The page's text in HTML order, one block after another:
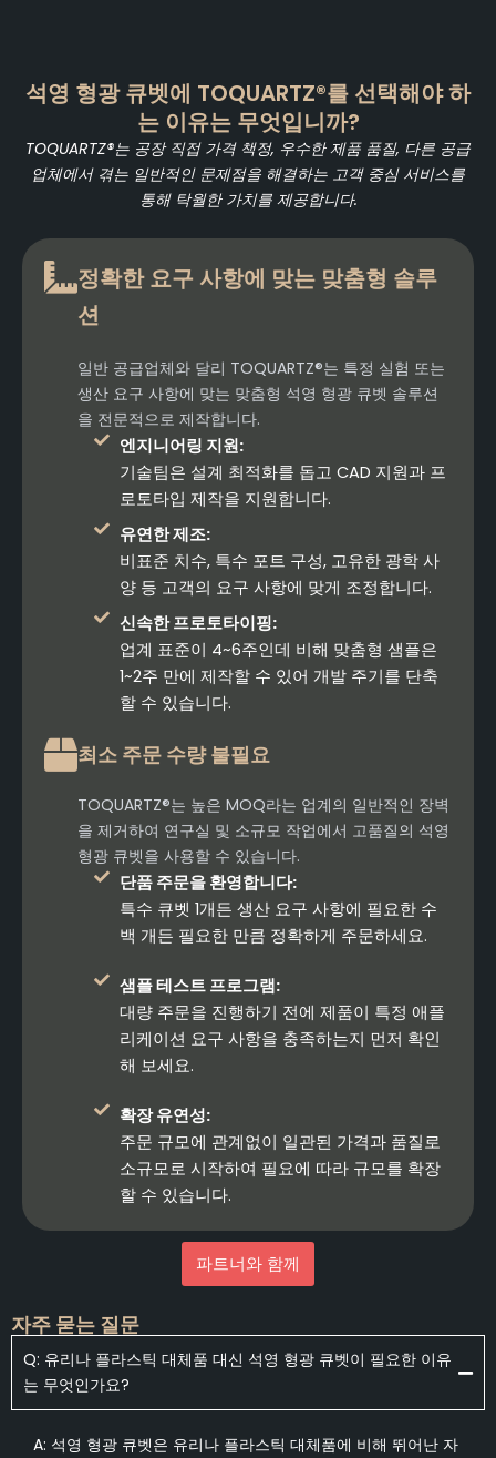
석영 형광 큐벳에 TOQUARTZ®를 선택해야 하
는 이유는 무엇입니까?
TOQUARTZ®는 공장 직접 가격 책정, 우수한 제품 품질, 다른 공급
업체에서 겪는 일반적인 문제점을 해결하는 고객 중심 서비스를
통해 탁월한 가치를 제공합니다.
정확한 요구 사항에 맞는 맞춤형 솔루
션
일반 공급업체와 달리 TOQUARTZ®는 특정 실험 또는
생산 요구 사항에 맞는 맞춤형 석영 형광 큐벳 솔루션
을 전문적으로 제작합니다.
엔지니어링 지원:
기술팀은 설계 최적화를 돕고 CAD 지원과 프
로토타입 제작을 지원합니다.
유연한 제조:
비표준 치수, 특수 포트 구성, 고유한 광학 사
양 등 고객의 요구 사항에 맞게 조정합니다.
신속한 프로토타이핑:
업계 표준이 4~6주인데 비해 맞춤형 샘플은
1~2주 만에 제작할 수 있어 개발 주기를 단축
할 수 있습니다.
최소 주문 수량 불필요
TOQUARTZ®는 높은 MOQ라는 업계의 일반적인 장벽
을 제거하여 연구실 및 소규모 작업에서 고품질의 석영
형광 큐벳을 사용할 수 있습니다.
단품 주문을 환영합니다:
특수 큐벳 1개든 생산 요구 사항에 필요한 수
백 개든 필요한 만큼 정확하게 주문하세요.
샘플 테스트 프로그램:
대량 주문을 진행하기 전에 제품이 특정 애플
리케이션 요구 사항을 충족하는지 먼저 확인
해 보세요.
확장 유연성:
주문 규모에 관계없이 일관된 가격과 품질로
소규모로 시작하여 필요에 따라 규모를 확장
할 수 있습니다.
파트너와 함께
자주 묻는 질문
Q: 유리나 플라스틱 대체품 대신 석영 형광 큐벳이 필요한 이유
는 무엇인가요?
A: 석영 형광 큐벳은 유리나 플라스틱 대체품에 비해 뛰어난 자